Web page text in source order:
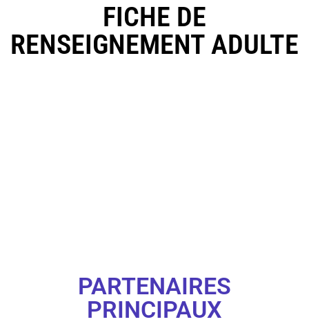
FICHE DE
RENSEIGNEMENT ADULTE
PARTENAIRES
PRINCIPAUX